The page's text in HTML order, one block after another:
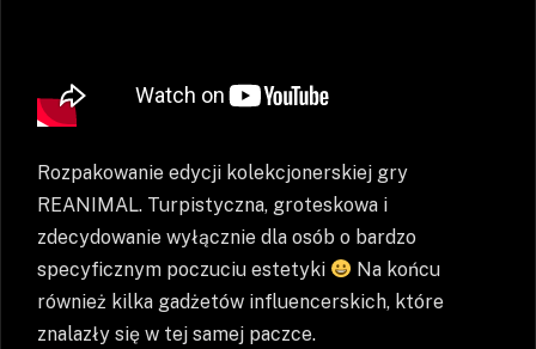
Rozpakowanie edycji kolekcjonerskiej gry
REANIMAL. Turpistyczna, groteskowa i
zdecydowanie wyłącznie dla osób o bardzo
specyficznym poczuciu estetyki
Na końcu
również kilka gadżetów influencerskich, które
znalazły się w tej samej paczce.